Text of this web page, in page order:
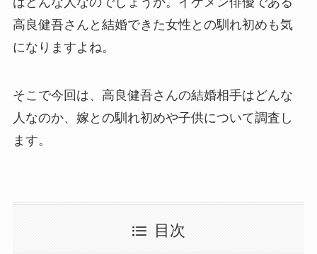
高良健吾さんと結婚できた女性との馴れ初めも気
になりますよね。
そこで今回は、高良健吾さんの結婚相手はどんな
人なのか、嫁との馴れ初めや子供について調査し
ます。
目次